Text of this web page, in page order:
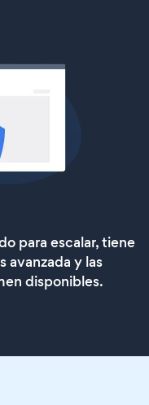
para escalar, tiene
avanzada y las
disponibles.